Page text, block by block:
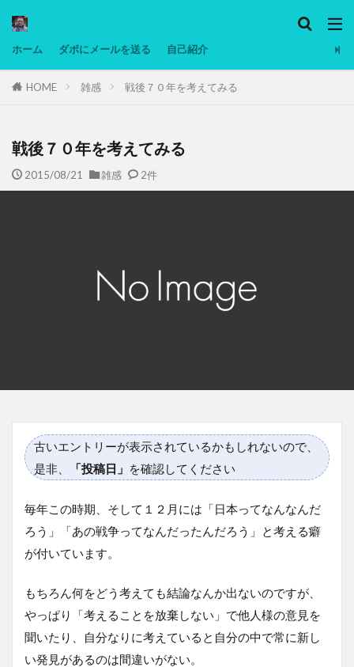
ホーム ダボにメールを送る 自己紹介
HOME 雑感 戦後７０年を考えてみる
戦後７０年を考えてみる
2015/08/21 雑感 2件
古いエントリーが表示されているかもしれないので、
是非、
「投稿日」 を確認してください
毎年この時期、そして１２月には「日本ってなんなんだ
ろう」「あの戦争ってなんだったんだろう」と考える癖
が付いています。
もちろん何をどう考えても結論なんか出ないのですが、
やっぱり「考えることを放棄しない」で他人様の意見を
聞いたり、自分なりに考えていると自分の中で常に新し
い発見があるのは間違いがない。
タグ
低温調理・スロークッカー